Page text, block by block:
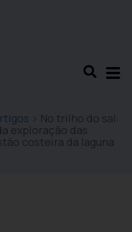
> No trilho do sal:
exploração das
costeira da laguna